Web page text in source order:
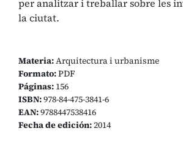
per analitzar i treballar sobre les
la ciutat.
Materia:Arquitectura i urbanisme
Formato:PDF
Páginas: 156
ISBN:978-84-475-3841-6
EAN:9788447538416
Fecha de edición:2014